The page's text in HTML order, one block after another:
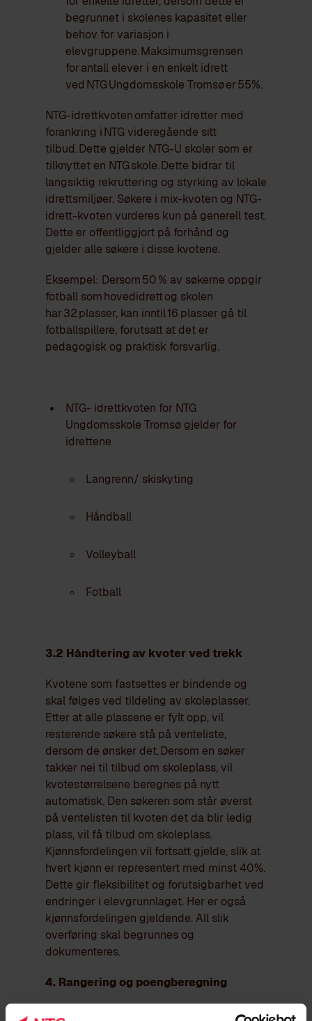
begrunnet i skolenes kapasitet eller
behov for variasjon i
elevgruppene. Maksimumsgrensen
for antall elever i en enkelt idrett
ved NTG Ungdomsskole Tromsø er 55%.
NTG-idrettkvoten omfatter idretter med
forankring i NTG videregående sitt
tilbud. Dette gjelder NTG-U skoler som er
tilknyttet en NTG skole. Dette bidrar til
langsiktig rekruttering og styrking av lokale
idrettsmiljøer. Søkere i mix-kvoten og NTG-
idrett-kvoten vurderes kun på generell test.
Dette er offentliggjort på forhånd og
gjelder alle søkere i disse kvotene.
Eksempel: Dersom 50 % av søkerne oppgir
fotball som hovedidrett og skolen
har 32 plasser, kan inntil 16 plasser gå til
fotballspillere, forutsatt at det er
pedagogisk og praktisk forsvarlig.
NTG- idrettkvoten for NTG
Ungdomsskole Tromsø gjelder for
idrettene
Langrenn/ skiskyting
Håndball
Volleyball
Fotball
3.2 Håndtering av kvoter ved trekk
Kvotene som fastsettes er bindende og
skal følges ved tildeling av skoleplasser.
Etter at alle plassene er fylt opp, vil
resterende søkere stå på venteliste,
dersom de ønsker det.Dersom en søker
takker nei til tilbud om skoleplass, vil
kvotestørrelsene beregnes på nytt
automatisk. Den søkeren som står øverst
på ventelisten til kvoten det da blir ledig
plass, vil få tilbud om skoleplass.
Kjønnsfordelingen vil fortsatt gjelde, slik at
hvert kjønn er representert med minst 40%.
Dette gir fleksibilitet og forutsigbarhet ved
endringer i elevgrunnlaget. Her er også
kjønnsfordelingen gjeldende. All slik
overføring skal begrunnes og
dokumenteres.
4. Rangering og poengberegning
Alle søkere får en samlet poengsum